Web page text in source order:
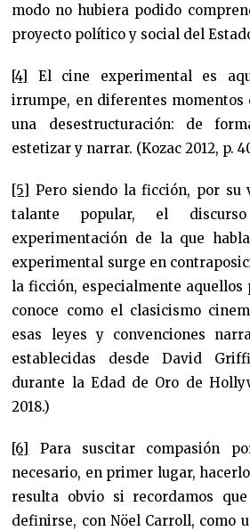
modo no hubiera podido
proyecto político y social del
[4]
El cine experimental es
irrumpe, en diferentes momentos
una desestructuración: de
estetizar y narrar. (Kozac 2012, p.
[5]
Pero siendo la ficción, por su
talante popular, el
experimentación de la que
experimental surge en
la ficción, especialmente aquellos
conoce como el clasicismo
esas leyes y convenciones
establecidas desde David
durante la Edad de Oro de
2018.)
[6]
Para suscitar compasión
necesario, en primer lugar,
resulta obvio si recordamos
definirse, con Nöel Carroll, como